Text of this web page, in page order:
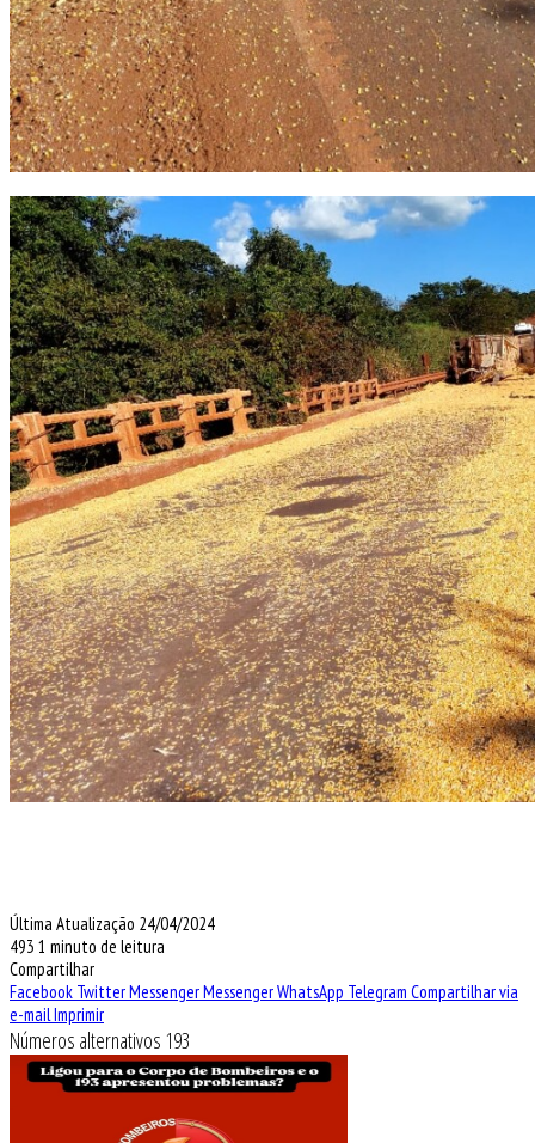
Última Atualização 24/04/2024
493 1 minuto de leitura
Compartilhar
Facebook TwitterMessengerMessengerWhatsApp Telegram Compartilhar via
e-mailImprimir
Números alternativos 193